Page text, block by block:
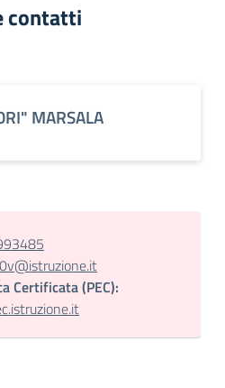
contatti
MARSALA
Certificata (PEC):